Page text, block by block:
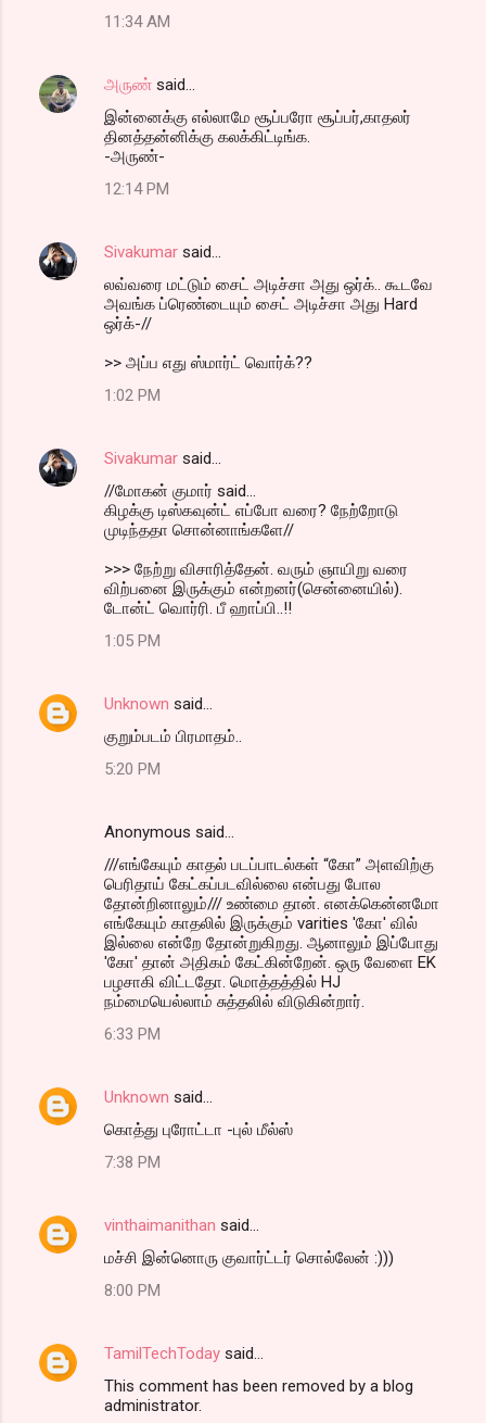
11:34 AM
அருண் said…
இன்னைக்கு எல்லாமே சூப்பரோ சூப்பர்,காதலர்
தினத்தன்னிக்கு கலக்கிட்டிங்க.
-அருண்-
12:14 PM
Sivakumar said…
லவ்வரை மட்டும் சைட் அடிச்சா அது ஒர்க்.. கூடவே
அவங்க ப்ரெண்டையும் சைட் அடிச்சா அது Hard
ஒர்க்-//
>> அப்ப எது ஸ்மார்ட் வொர்க்??
1:02 PM
Sivakumar said…
//மோகன் குமார் said...
கிழக்கு டிஸ்கவுன்ட் எப்போ வரை? நேற்றோடு
முடிந்ததா சொன்னாங்களே//
>>> நேற்று விசாரித்தேன். வரும் ஞாயிறு வரை
விற்பனை இருக்கும் என்றனர்(சென்னையில்).
டோன்ட் வொர்ரி. பீ ஹாப்பி..!!
1:05 PM
Unknown said…
குறும்படம் பிரமாதம்..
5:20 PM
Anonymous said…
///எங்கேயும் காதல் படப்பாடல்கள் “கோ” அளவிற்கு
பெரிதாய் கேட்கப்படவில்லை என்பது போல
தோன்றினாலும்/// உண்மை தான். எனக்கென்னமோ
எங்கேயும் காதலில் இருக்கும் varities 'கோ' வில்
இல்லை என்றே தோன்றுகிறது. ஆனாலும் இப்போது
'கோ' தான் அதிகம் கேட்கின்றேன். ஒரு வேளை EK
பழசாகி விட்டதோ. மொத்தத்தில் HJ
நம்மையெல்லாம் சுத்தலில் விடுகின்றார்.
6:33 PM
Unknown said…
கொத்து புரோட்டா -புல் மீல்ஸ்
7:38 PM
vinthaimanithan said…
மச்சி இன்னொரு குவார்ட்டர் சொல்லேன் :)))
8:00 PM
TamilTechToday said…
This comment has been removed by a blog
administrator.